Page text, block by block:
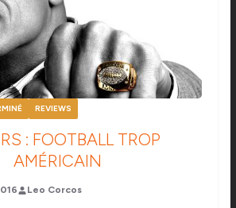
REVIEWS
: FOOTBALL TROP
AMÉRICAIN
Leo Corcos